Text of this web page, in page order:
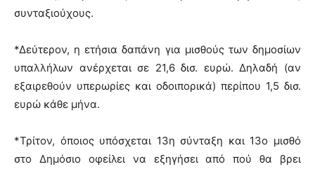
συνταξιούχους.
*Δεύτερον, η ετήσια δαπάνη για μισθούς των δημοσίων
υπαλλήλων ανέρχεται σε 21,6 δισ. ευρώ. Δηλαδή (αν
εξαιρεθούν υπερωρίες και οδοιπορικά) περίπου 1,5 δισ.
ευρώ κάθε μήνα.
*Τρίτον, όποιος υπόσχεται 13η σύνταξη και 13ο μισθό
στο Δημόσιο οφείλει να εξηγήσει από πού θα βρει